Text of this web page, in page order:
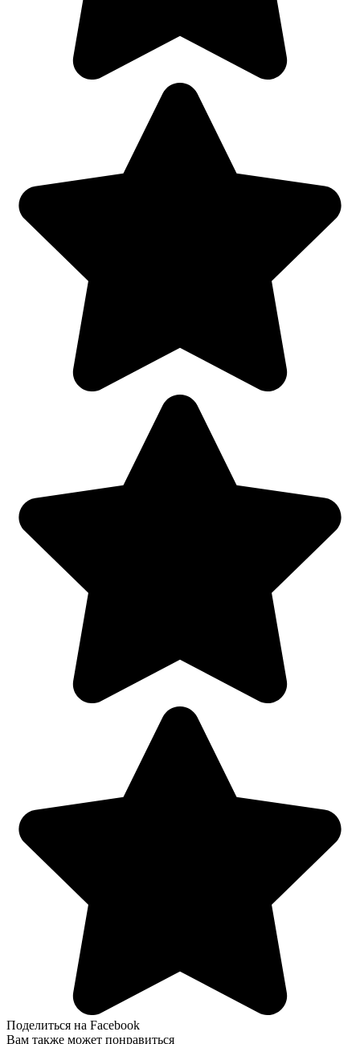
Поделиться на Facebook
Вам также может понравиться